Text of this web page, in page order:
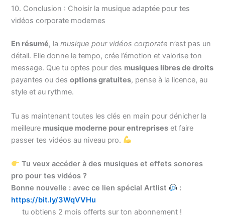
10. Conclusion : Choisir la musique adaptée pour tes
vidéos corporate modernes
En résumé, lamusique pour vidéos corporate n’est pas un
détail. Elle donne le tempo, crée l’émotion et valorise ton
message. Que tu optes pour des musiques libres de droits
payantes ou desoptions gratuites, pense à la licence, au
style et au rythme.
Tu as maintenant toutes les clés en main pour dénicher la
meilleure musique moderne pour entreprises et faire
passer tes vidéos au niveau pro.
Tu veux accéder à des musiques et effets sonores
pro pour tes vidéos ?
Bonne nouvelle : avec ce lien spécial Artlist
:
https://bit.ly/3WqVVHu
tu obtiens 2 mois offerts sur ton abonnement !